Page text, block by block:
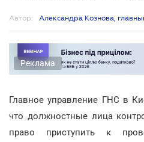
Автор: Александра Кознова,
Реклама
Главное управление ГНС в
что должностные лица
право приступить к